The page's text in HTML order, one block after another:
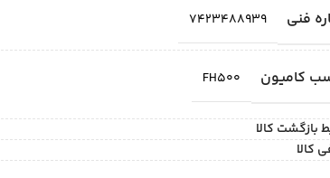
فنی 7423488939
کامیون FH500
بازگشت کالا
کالا